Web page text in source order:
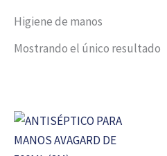
Higiene de manos
Mostrando el único resultado